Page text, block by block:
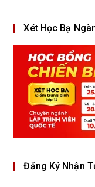
Xét Học Bạ
Đăng Ký Nhận